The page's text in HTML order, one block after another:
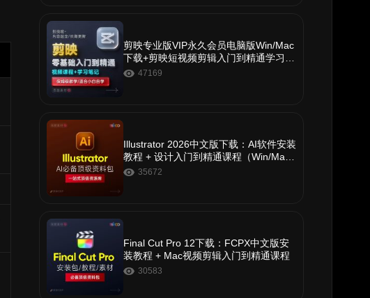
剪映专业版VIP永久会员电脑版Win/Mac
下载+剪映短视频剪辑入门到精通学习教
程 47169
Illustrator 2026中文版下载：AI软件安装
教程 + 设计入门到精通课程（Win/Ma
c） 35672
Final Cut Pro 12下载：FCPX中文版安
装教程 + Mac视频剪辑入门到精通课程
30583